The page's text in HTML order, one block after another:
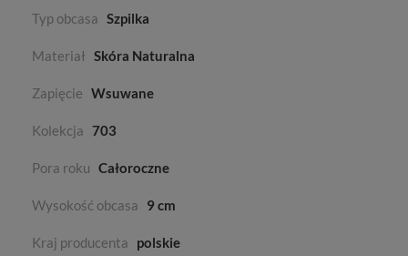
Typ obcasa Szpilka
Materiał Skóra Naturalna
Zapięcie Wsuwane
Kolekcja 703
Pora roku Całoroczne
Wysokość obcasa 9 cm
Kraj producenta polskie